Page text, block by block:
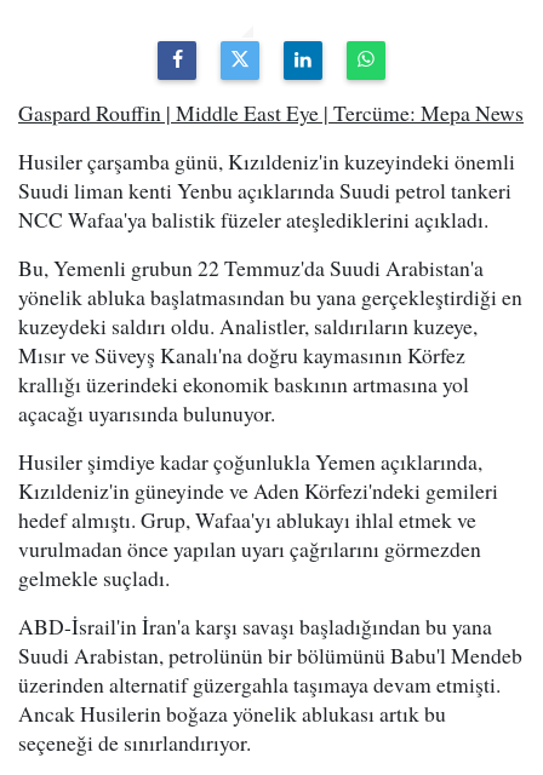
Gaspard Rouffin | Middle East Eye | Tercüme: Mepa News
Husiler çarşamba günü, Kızıldeniz'in kuzeyindeki önemli
Suudi liman kenti Yenbu açıklarında Suudi petrol tankeri
NCC Wafaa'ya balistik füzeler ateşlediklerini açıkladı.
Bu, Yemenli grubun 22 Temmuz'da Suudi Arabistan'a
yönelik abluka başlatmasından bu yana gerçekleştirdiği en
kuzeydeki saldırı oldu. Analistler, saldırıların kuzeye,
Mısır ve Süveyş Kanalı'na doğru kaymasının Körfez
krallığı üzerindeki ekonomik baskının artmasına yol
açacağı uyarısında bulunuyor.
Husiler şimdiye kadar çoğunlukla Yemen açıklarında,
Kızıldeniz'in güneyinde ve Aden Körfezi'ndeki gemileri
hedef almıştı. Grup, Wafaa'yı ablukayı ihlal etmek ve
vurulmadan önce yapılan uyarı çağrılarını görmezden
gelmekle suçladı.
ABD-İsrail'in İran'a karşı savaşı başladığından bu yana
Suudi Arabistan, petrolünün bir bölümünü Babu'l Mendeb
üzerinden alternatif güzergahla taşımaya devam etmişti.
Ancak Husilerin boğaza yönelik ablukası artık bu
seçeneği de sınırlandırıyor.